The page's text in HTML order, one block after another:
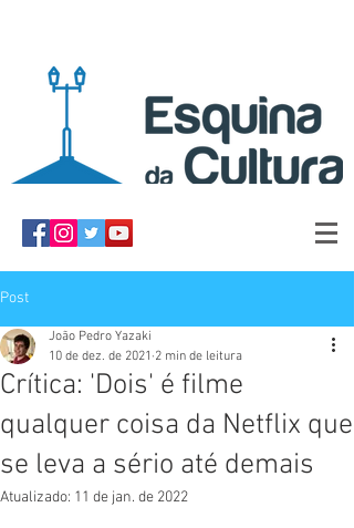
Post
Crítica: 'Dois' é filme
qualquer coisa da Netflix que
se leva a sério até demais
João Pedro Yazaki
10 de dez. de 2021 2 min de leitura
Atualizado: 11 de jan. de 2022